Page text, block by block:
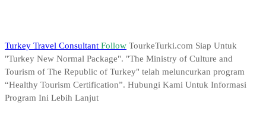
Turkey Travel Consultant Follow TourkeTurki.com Siap Untuk
"Turkey New Normal Package". "The Ministry of Culture and
Tourism of The Republic of Turkey" telah meluncurkan program
“Healthy Tourism Certification”. Hubungi Kami Untuk Informasi
Program Ini Lebih Lanjut